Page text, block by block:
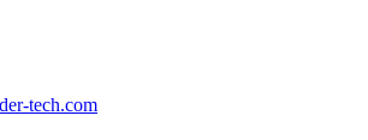
tech.com